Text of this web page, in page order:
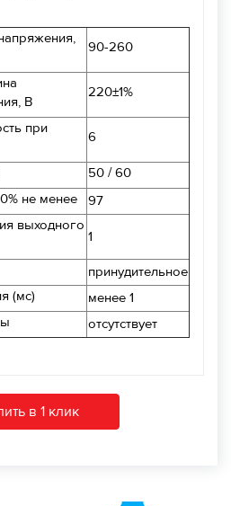
90-260
В
220±1%
при
6
50 / 60
не менее
97
выходного
1
принудительное
(мс)
менее 1
отсутствует
в 1 клик